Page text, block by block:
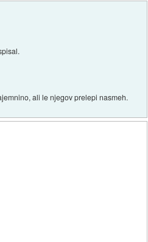
ali le njegov prelepi nasmeh.